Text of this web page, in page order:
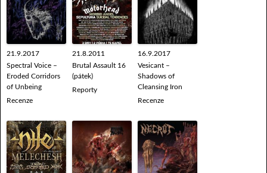
21.9.2017
Spectral Voice –
Eroded Corridors
of Unbeing
Recenze
21.8.2011
Brutal Assault 16
(pátek)
Reporty
16.9.2017
Vesicant –
Shadows of
Cleansing Iron
Recenze